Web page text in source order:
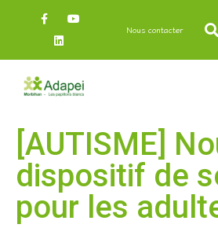
Nous contacter
[AUTISME]
dispositif de
pour les